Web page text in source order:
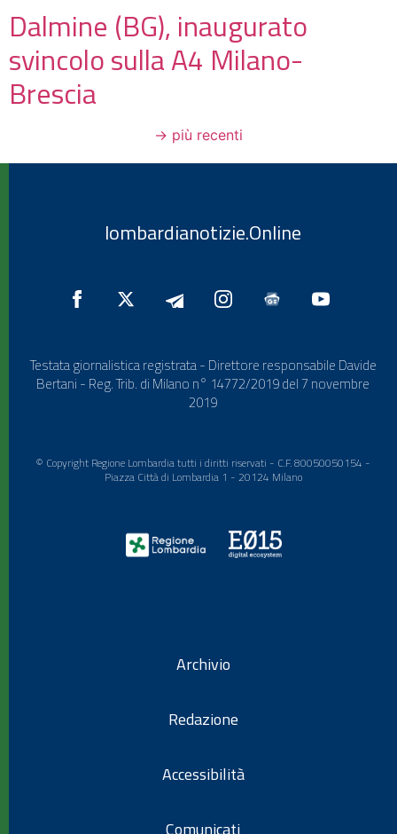
Dalmine (BG), inaugurato
svincolo sulla A4 Milano-
Brescia
→ più recenti
lombardianotizie.Online
Testata giornalistica registrata - Direttore responsabile Davide
Bertani - Reg. Trib. di Milano n° 14772/2019 del 7 novembre
2019
© Copyright Regione Lombardia tutti i diritti riservati - C.F. 80050050154 -
Piazza Città di Lombardia 1 - 20124 Milano
Archivio
Redazione
Accessibilità
Comunicati